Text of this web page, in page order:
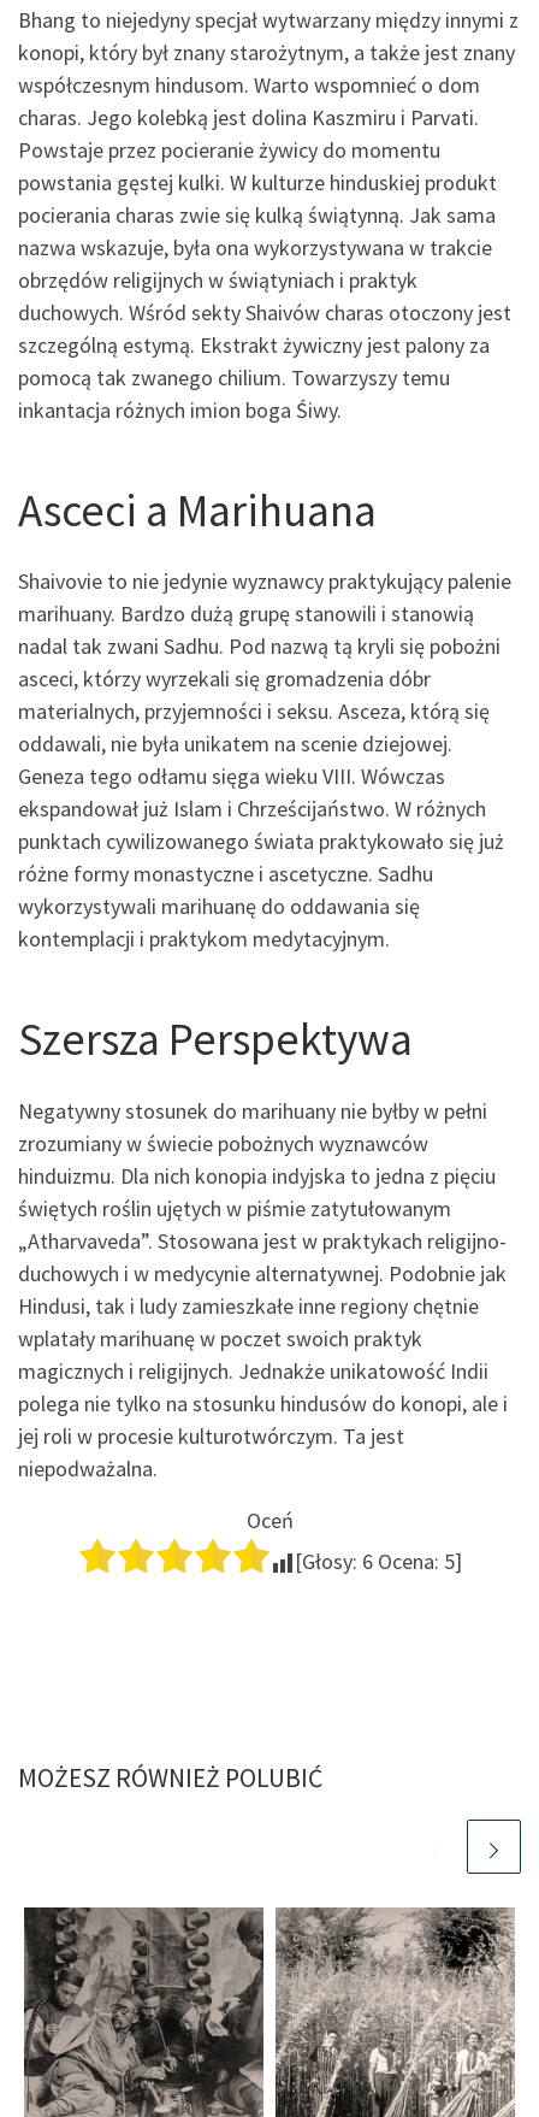
Bhang to niejedyny specjał wytwarzany między innymi z
konopi, który był znany starożytnym, a także jest znany
współczesnym hindusom. Warto wspomnieć o dom
charas. Jego kolebką jest dolina Kaszmiru i Parvati.
Powstaje przez pocieranie żywicy do momentu
powstania gęstej kulki. W kulturze hinduskiej produkt
pocierania charas zwie się kulką świątynną. Jak sama
nazwa wskazuje, była ona wykorzystywana w trakcie
obrzędów religijnych w świątyniach i praktyk
duchowych. Wśród sekty Shaivów charas otoczony jest
szczególną estymą. Ekstrakt żywiczny jest palony za
pomocą tak zwanego chilium. Towarzyszy temu
inkantacja różnych imion boga Śiwy.
Asceci a Marihuana
Shaivovie to nie jedynie wyznawcy praktykujący palenie
marihuany. Bardzo dużą grupę stanowili i stanowią
nadal tak zwani Sadhu. Pod nazwą tą kryli się pobożni
asceci, którzy wyrzekali się gromadzenia dóbr
materialnych, przyjemności i seksu. Asceza, którą się
oddawali, nie była unikatem na scenie dziejowej.
Geneza tego odłamu sięga wieku VIII. Wówczas
ekspandował już Islam i Chrześcijaństwo. W różnych
punktach cywilizowanego świata praktykowało się już
różne formy monastyczne i ascetyczne. Sadhu
wykorzystywali marihuanę do oddawania się
kontemplacji i praktykom medytacyjnym.
Szersza Perspektywa
Negatywny stosunek do marihuany nie byłby w pełni
zrozumiany w świecie pobożnych wyznawców
hinduizmu. Dla nich konopia indyjska to jedna z pięciu
świętych roślin ujętych w piśmie zatytułowanym
„Atharvaveda”. Stosowana jest w praktykach religijno-
duchowych i w medycynie alternatywnej. Podobnie jak
Hindusi, tak i ludy zamieszkałe inne regiony chętnie
wplatały marihuanę w poczet swoich praktyk
magicznych i religijnych. Jednakże unikatowość Indii
polega nie tylko na stosunku hindusów do konopi, ale i
jej roli w procesie kulturotwórczym. Ta jest
niepodważalna.
Oceń
[Głosy: 6Ocena: 5]
MOŻESZ RÓWNIEŻ POLUBIĆ